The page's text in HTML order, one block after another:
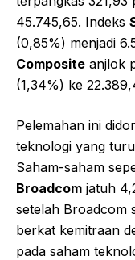
45.745,65. Indeks
(0,85%) menjadi
Composite anjlok
(1,34%) ke
Pelemahan ini
teknologi yang
Saham-saham
Broadcom jatuh
setelah Broadcom
berkat kemitraan
pada saham